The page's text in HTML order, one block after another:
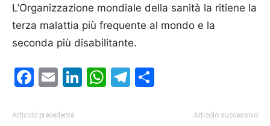
L’Organizzazione mondiale della sanità la ritiene la
terza malattia più frequente al mondo e la
seconda più disabilitante.
Facebook
EmailLinkedIn
WhatsApp
Telegram
Articolo precedente Articolo successivo